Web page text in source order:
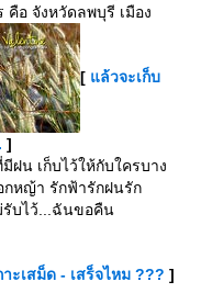
คือ จังหวัดลพบุรี เมือง
[ ล้วจะเก็บ
]
ฝน เก็บไว้ให้กับใครบาง
กหญ้า รักฟ้ารักฝนรัก
รับไว้...ฉันขอคืน
ะเสม็ด - เสร็จไหม ??? ]